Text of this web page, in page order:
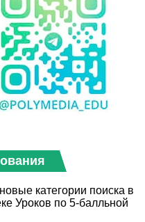
категории поиска в
Уроков по 5-балльной